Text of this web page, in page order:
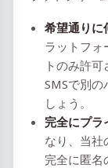
希望通りに
ラットフォ
トのみ許
SMSで別
しょう。
完全にプラ
なり、当社
完全に匿名